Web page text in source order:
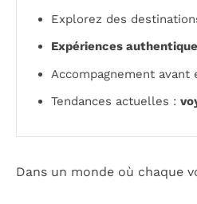
Explorez des
Expériences
Accompagnement
Tendances actuelles :
Dans un monde où chaque